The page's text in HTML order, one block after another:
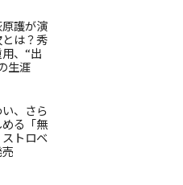
原護が演
は？秀
、“出
生涯
、さら
る「無
トロベ